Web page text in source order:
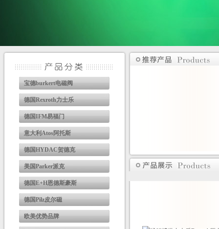
宝德burkert电磁阀
德国Rexroth力士乐
德国IFM易福门
意大利Atos阿托斯
德国HYDAC贺德克
美国Parker派克
德国E+H恩德斯豪斯
德国Pilz皮尔磁
欧美优势品牌